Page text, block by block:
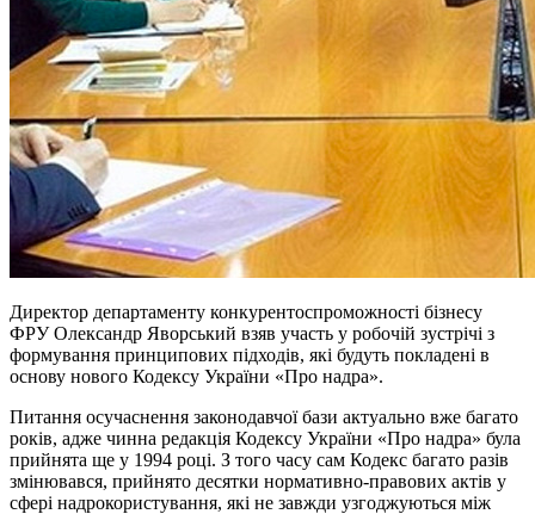
Директор департаменту конкурентоспроможності бізнесу
ФРУ Олександр Яворський взяв участь у робочій зустрічі з
формування принципових підходів, які будуть покладені в
основу нового Кодексу України «Про надра».
Питання осучаснення законодавчої бази актуально вже багато
років, адже чинна редакція Кодексу України «Про надра» була
прийнята ще у 1994 році. З того часу сам Кодекс багато разів
змінювався, прийнято десятки нормативно-правових актів у
сфері надрокористування, які не завжди узгоджуються між